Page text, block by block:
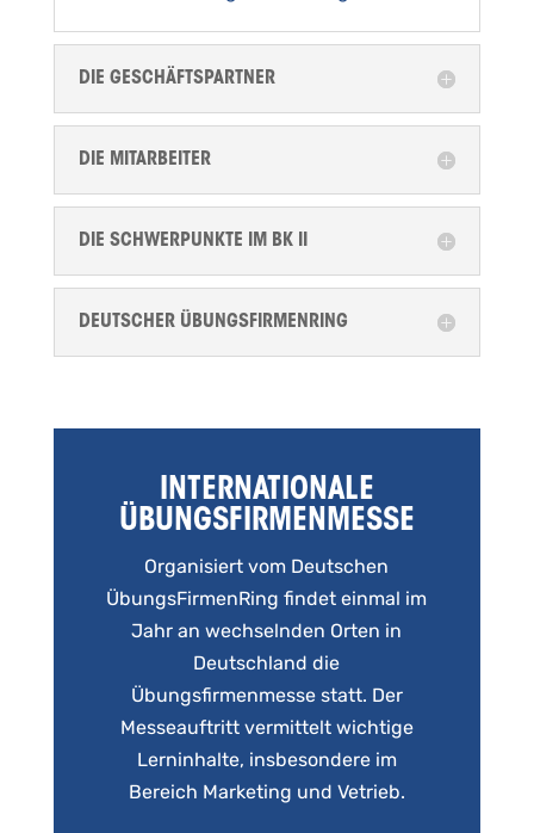
DIE GESCHÄFTSPARTNER
DIE MITARBEITER
DIE SCHWERPUNKTE IM BK II
DEUTSCHER ÜBUNGSFIRMENRING
INTERNATIONALE
ÜBUNGSFIRMENMESSE
Organisiert vom Deutschen
ÜbungsFirmenRing findet einmal im
Jahr an wechselnden Orten in
Deutschland die
Übungsfirmenmesse statt. Der
Messeauftritt vermittelt wichtige
Lerninhalte, insbesondere im
Bereich Marketing und Vetrieb.